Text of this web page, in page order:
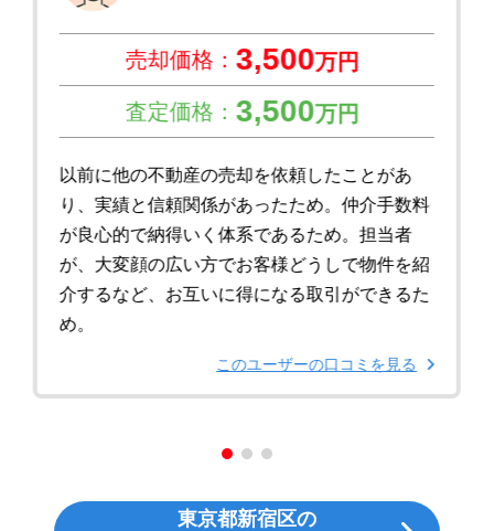
売却価格： 3,500万円
査定価格： 3,500万円
以前に他の不動産の売却を依頼したことがあ
り、実績と信頼関係があったため。仲介手数料
が良心的で納得いく体系であるため。担当者
が、大変顔の広い方でお客様どうしで物件を紹
介するなど、お互いに得になる取引ができるた
め。
このユーザーの口コミを見る
東京都新宿区の